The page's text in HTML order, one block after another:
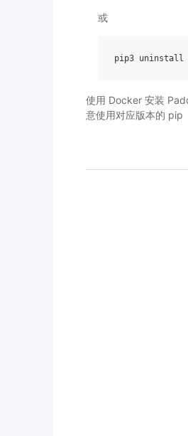
或
pip3 uninstall
使用 Docker 安装
意使用对应版本的 pip